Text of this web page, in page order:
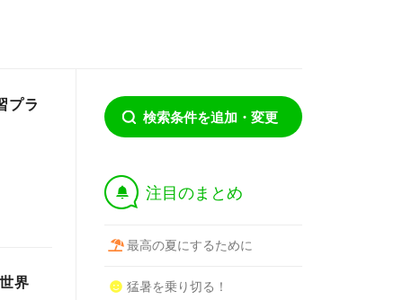
プラ
界
検索条件を追加・変更
† 注目のまとめ
最高の夏にするために
猛暑を乗り切る！